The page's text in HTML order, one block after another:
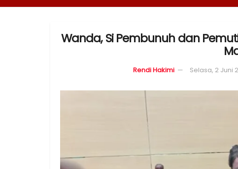
Wanda, Si Pembunuh dan
Rendi Hakimi Selasa, 2 Juni